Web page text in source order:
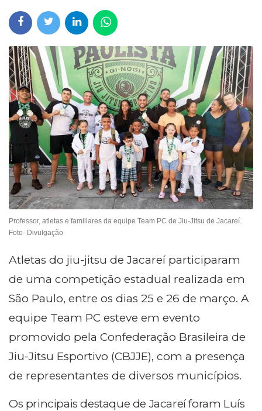
Professor, atletas e familiares da equipe Team PC de Jiu-Jitsu de Jacareí.
Foto- Divulgação
Atletas do jiu-jitsu de Jacareí participaram
de uma competição estadual realizada em
São Paulo, entre os dias 25 e 26 de março. A
equipe Team PC esteve em evento
promovido pela Confederação Brasileira de
Jiu-Jitsu Esportivo (CBJJE), com a presença
de representantes de diversos municípios.
Os principais destaque de Jacareí foram Luís